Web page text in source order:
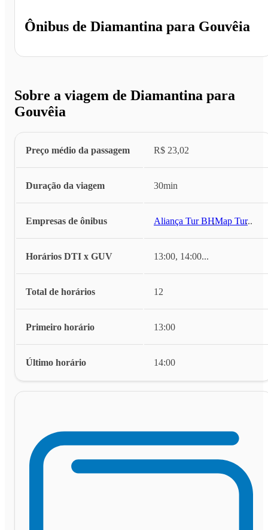
Ônibus de Diamantina para Gouvêia
Sobre a viagem de Diamantina para
Gouvêia
Preço médio da passagem R$ 23,02
Duração da viagem 30min
Empresas de ônibus Aliança Tur BH,Map Tur...
Horários DTI x GUV 13:00, 14:00...
Total de horários 12
Primeiro horário 13:00
Último horário 14:00